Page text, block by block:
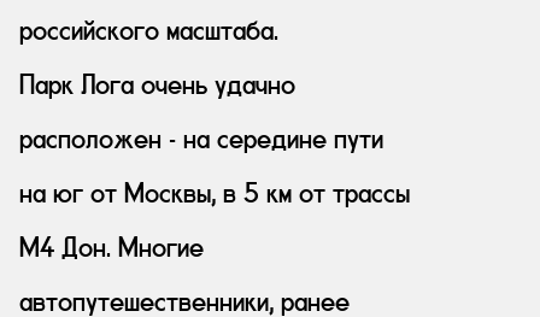
российского масштаба.
Парк Лога очень удачно
расположен - на середине пути
на юг от Москвы, в 5 км от трассы
М4 Дон. Многие
автопутешественники, ранее